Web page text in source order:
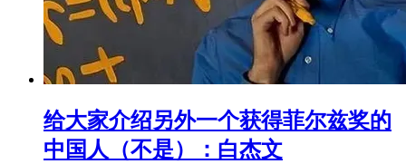
给大家介绍另外一个获得菲尔兹奖的
中国人（不是）：白杰文